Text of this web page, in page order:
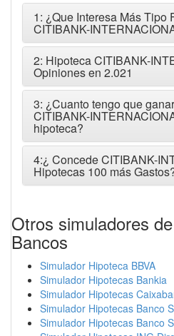
1: ¿Que Interesa Más Tipo
CITIBANK-
2: Hipoteca CITIBANK-
Opiniones en 2.021
3: ¿Cuanto tengo que
CITIBANK-
hipoteca?
4:¿ Concede CITIBANK-
Hipotecas 100 más
Otros simuladores
Bancos
Simulador Hipoteca BBVA
Simulador Hipotecas Bankia
Simulador Hipotecas
Simulador Hipotecas Banco
Simulador Hipotecas Banco